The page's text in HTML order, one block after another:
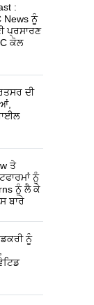
:
News ਨੂੰ
ਪ੍ਰਸਾਰਣ
ਕੋਲ
ਦੀ
ਤੇ
ਨੂੰ
ਨੂੰ ਲੈ ਕੇ
ਬਾਰੇ
ਨੂੰ